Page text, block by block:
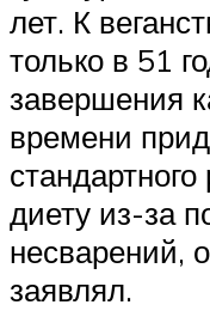
лет. К
только в 51
завершения
времени
диету из-за
несварений,
заявлял.